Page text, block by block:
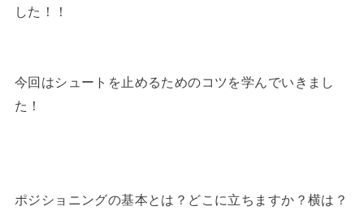
した！！
今回はシュートを止めるためのコツを学んでいきまし
た！
ポジショニングの基本とは？どこに立ちますか？横は？